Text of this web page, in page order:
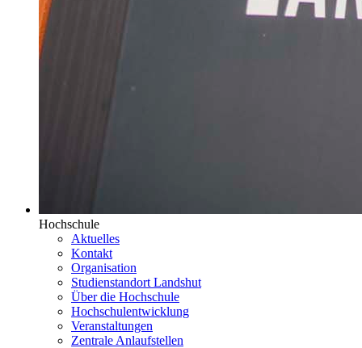
Hochschule
Aktuelles
Kontakt
Organisation
Studienstandort Landshut
Über die Hochschule
Hochschulentwicklung
Veranstaltungen
Zentrale Anlaufstellen